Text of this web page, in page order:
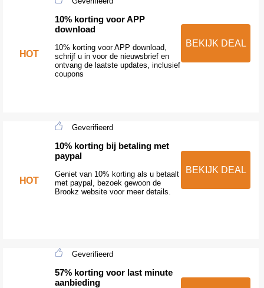
HOT
10% korting voor APP
download
10% korting voor APP download,
schrijf u in voor de nieuwsbrief en
ontvang de laatste updates, inclusief
coupons
BEKIJK DEAL
HOT
Geverifieerd
10% korting bij betaling met
paypal
Geniet van 10% korting als u betaalt
met paypal, bezoek gewoon de
Brookz website voor meer details.
BEKIJK DEAL
Geverifieerd
57% korting voor last minute
aanbieding